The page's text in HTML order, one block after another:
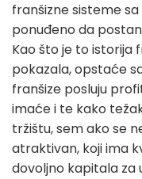
franšizne sisteme
ponuđeno da
Kao što je to istorija
pokazala, opstaće
franšize posluju
imaće i te kako
tržištu, sem ako se
atraktivan, koji ima
dovoljno kapitala za